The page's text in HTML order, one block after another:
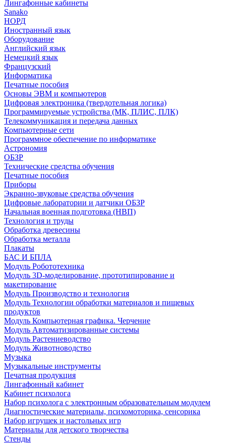
Лингафонные кабинеты
Sanako
НОРД
Иностранный язык
Оборудование
Английский язык
Немецкий язык
Французский
Информатика
Печатные пособия
Основы ЭВМ и компьютеров
Цифровая электроника (твердотельная логика)
Программируемые устройства (МК, ПЛИС, ПЛК)
Телекоммуникация и передача данных
Компьютерные сети
Программное обеспечение по информатике
Астрономия
ОБЗР
Технические средства обучения
Печатные пособия
Приборы
Экранно-звуковые средства обучения
Цифровые лаборатории и датчики ОБЗР
Начальная военная подготовка (НВП)
Технология и труды
Обработка древесины
Обработка металла
Плакаты
БАС И БПЛА
Модуль Робототехника
Модуль 3D-моделирование, прототипирование и
макетирование
Модуль Производство и технология
Модуль Технологии обработки материалов и пищевых
продуктов
Модуль Компьютерная графика. Черчение
Модуль Автоматизированные системы
Модуль Растениеводство
Модуль Животноводство
Музыка
Музыкальные инструменты
Печатная продукция
Лингафонный кабинет
Кабинет психолога
Набор психолога с электронным образовательным модулем
Диагностические материалы, психомоторика, сенсорика
Набор игрушек и настольных игр
Материалы для детского творчества
Стенды